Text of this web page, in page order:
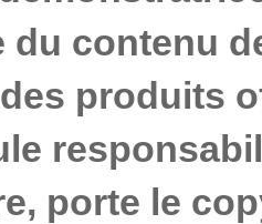
du contenu
produits
porte le